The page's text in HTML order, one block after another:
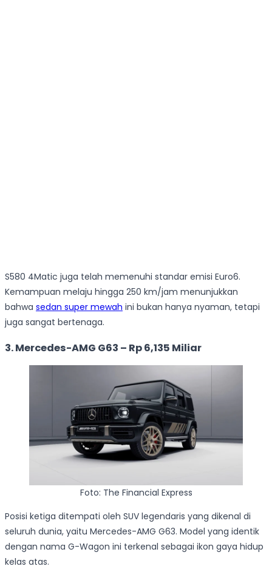
S580 4Matic juga telah memenuhi standar emisi Euro6.
Kemampuan melaju hingga 250 km/jam menunjukkan
bahwa sedan super mewah ini bukan hanya nyaman, tetapi
juga sangat bertenaga.
3. Mercedes-AMG G63 – Rp 6,135 Miliar
Foto: The Financial Express
Posisi ketiga ditempati oleh SUV legendaris yang dikenal di
seluruh dunia, yaitu Mercedes-AMG G63. Model yang identik
dengan nama G-Wagon ini terkenal sebagai ikon gaya hidup
kelas atas.